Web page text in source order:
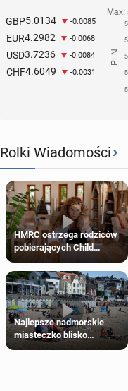
GBP5.0134 -0.0085
EUR4.2982 -0.0068
USD3.7236 -0.0084
CHF4.6049 -0.0031
Rolki Wiadomości›
HMRC ostrzega rodziców
pobierających Child
Benefit. Mogą być
zobowiązani do zwrotu
zasiłku
Najlepsze nadmorskie
miasteczko blisko